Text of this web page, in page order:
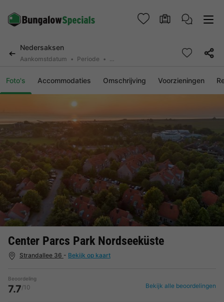
Nedersaksen
Aankomstdatum Periode 2 deelnemers, 0 huisdier
Foto's Accommodaties Omschrijving Voorzieningen
Center Parcs Park Nordseeküste
Strandallee 36 - Bekijk op kaart
Beoordeling
7.7/10 Bekijk alle beoordelingen